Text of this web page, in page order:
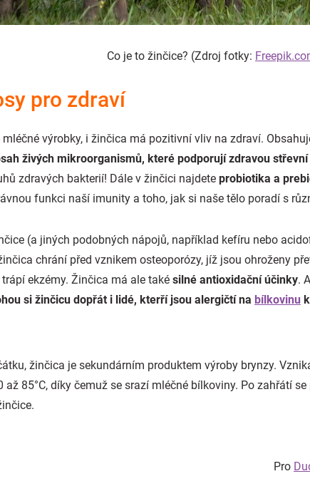
Co je to žinčice? (Zdroj fotky:
pro zdraví
výrobky, i žinčica má pozitivní vliv na zdraví.
živých mikroorganismů, které podporují zdravou
zdravých bakterií! Dále v žinčici najdete probiotika a
funkci naší imunity a toho, jak si naše tělo poradí s
(a jiných podobných nápojů, například kefíru nebo
chrání před vznikem osteoporózy, jíž jsou ohroženy
ekzémy. Žinčica má ale také silné antioxidační účinky.
si žinčicu dopřát i lidé, kterří jsou alergičtí na bílkovinu
žinčica je sekundárním produktem výroby brynzy.
až 85°C, díky čemuž se srazí mléčné bílkoviny. Po zahřátí
Pro